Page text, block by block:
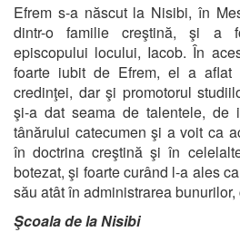
Efrem s-a născut la Nisibi, în
dintr-o familie creştină, şi a
episcopului locului, Iacob. În
foarte iubit de Efrem, el a aflat
credinţei, dar şi promotorul
şi-a dat seama de talentele, de
tânărului catecumen şi a voit ca
în doctrina creştină şi în
botezat, şi foarte curând l-a ales
său atât în administrarea
Şcoala de la Nisibi